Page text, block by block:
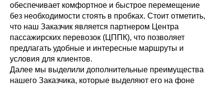
обеспечивает комфортное и быстрое перемещение
без необходимости стоять в пробках. Стоит отметить,
что наш Заказчик является партнером Центра
пассажирских перевозок (ЦППК), что позволяет
предлагать удобные и интересные маршруты и
условия для клиентов.
Далее мы выделили дополнительные преимущества
нашего Заказчика, которые выделяют его на фоне